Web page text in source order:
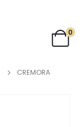
0
CREMORA